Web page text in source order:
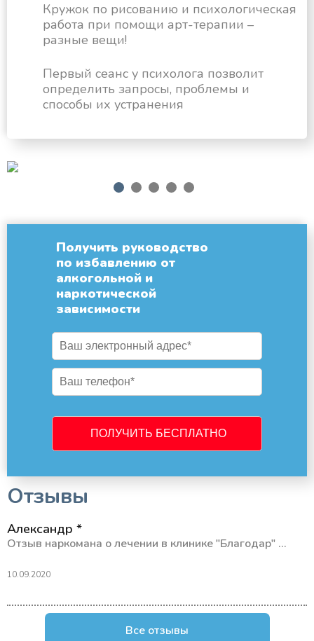
Кружок по рисованию и психологическая
работа при помощи арт-терапии –
разные вещи!
Первый сеанс у психолога позволит
определить запросы, проблемы и
способы их устранения
1 2 3 4 5
Получить руководство
по избавлению от
алкогольной и
наркотической
зависимости
Отзывы
Александр *
Отзыв наркомана о лечении в клинике "Благодар" ...
10.09.2020
Все отзывы